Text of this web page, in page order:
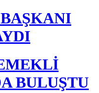
BULUŞTU